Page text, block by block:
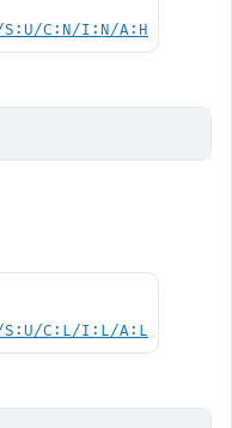
S:U/C:N/I:N/A:H
S:U/C:L/I:L/A:L